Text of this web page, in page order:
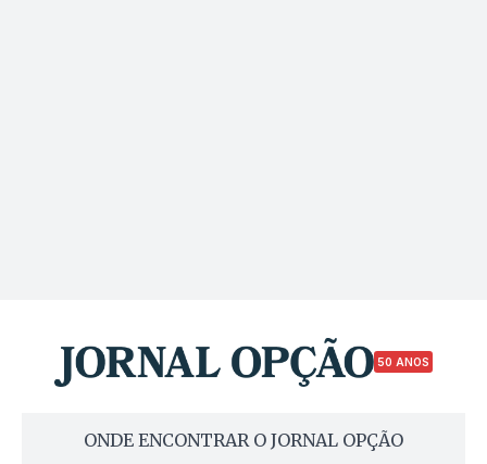
50 ANOS
ONDE ENCONTRAR O JORNAL OPÇÃO